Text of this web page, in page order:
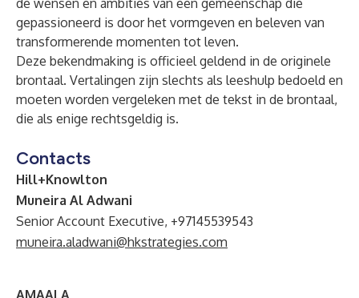
de wensen en ambities van een gemeenschap die
gepassioneerd is door het vormgeven en beleven van
transformerende momenten tot leven.
Deze bekendmaking is officieel geldend in de originele
brontaal. Vertalingen zijn slechts als leeshulp bedoeld en
moeten worden vergeleken met de tekst in de brontaal,
die als enige rechtsgeldig is.
Contacts
Hill+Knowlton
Muneira Al Adwani
Senior Account Executive, +97145539543
muneira.aladwani@hkstrategies.com
AMAALA